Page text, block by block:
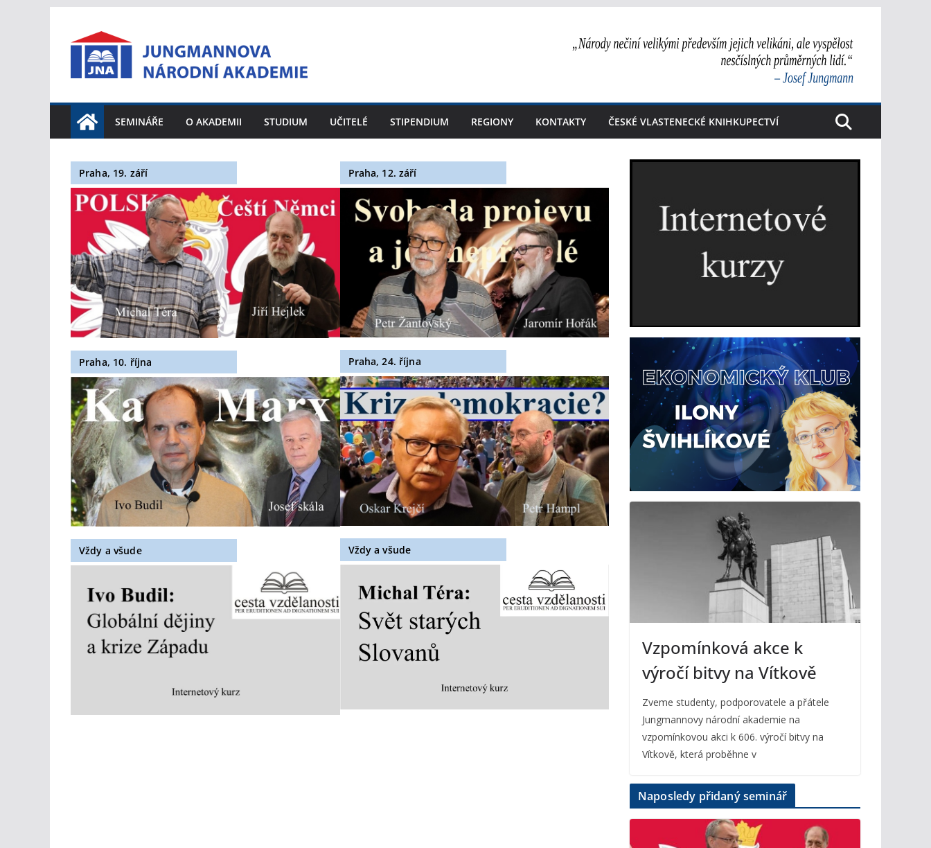
SEMINÁŘE O AKADEMII STUDIUM UČITELÉ STIPENDIUM REGIONY KONTAKTY ČESKÉ VLASTENECKÉ KNIHKUPECTVÍ
Praha, 19. září
Praha, 10. října
Vždy a všude
Praha, 12. září
Praha, 24. října
Vždy a všude
Vzpomínková akce k
výročí bitvy na Vítkově
Zveme studenty, podporovatele a přátele
Jungmannovy národní akademie na
vzpomínkovou akci k 606. výročí bitvy na
Vítkově, která proběhne v
Naposledy přidaný seminář